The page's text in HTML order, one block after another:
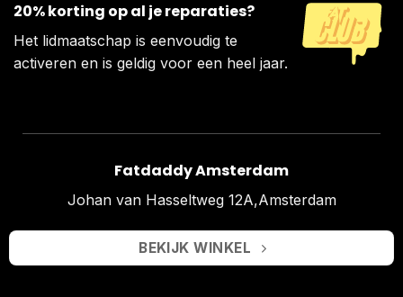
20% korting op al je reparaties?
Het lidmaatschap is eenvoudig te
activeren en is geldig voor een heel jaar.
Fatdaddy Amsterdam
Johan van Hasseltweg 12A,Amsterdam
BEKIJK WINKEL